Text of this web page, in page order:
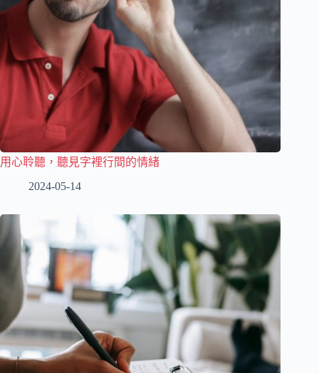
用心聆聽，聽見字裡行間的情緒
2024-05-14